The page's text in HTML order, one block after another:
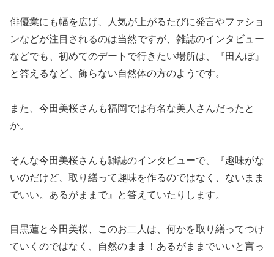
俳優業にも幅を広げ、人気が上がるたびに発言やファショ
ンなどが注目されるのは当然ですが、雑誌のインタビュー
などでも、初めてのデートで行きたい場所は、『田んぼ』
と答えるなど、飾らない自然体の方のようです。
また、今田美桜さんも福岡では有名な美人さんだったと
か。
そんな今田美桜さんも雑誌のインタビューで、『趣味がな
いのだけど、取り繕って趣味を作るのではなく、ないまま
でいい。あるがままで』と答えていたりします。
目黒蓮と今田美桜、このお二人は、何かを取り繕ってつけ
ていくのではなく、自然のまま！あるがままでいいと言っ